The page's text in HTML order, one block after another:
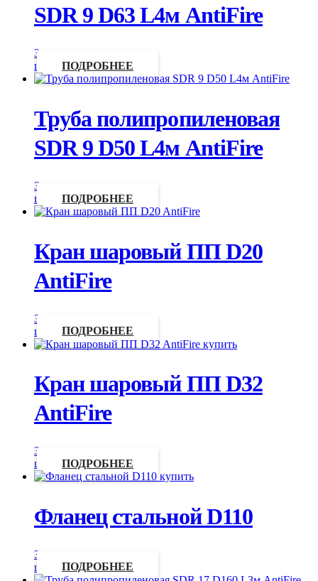
SDR 9 D63 L4м AntiFire
Запросить
цену
ПОДРОБНЕЕ
Труба полипропиленовая
SDR 9 D50 L4м AntiFire
Запросить
цену
ПОДРОБНЕЕ
Кран шаровый ПП D20
AntiFire
Запросить
цену
ПОДРОБНЕЕ
Кран шаровый ПП D32
AntiFire
Запросить
цену
ПОДРОБНЕЕ
Фланец стальной D110
Запросить
цену
ПОДРОБНЕЕ